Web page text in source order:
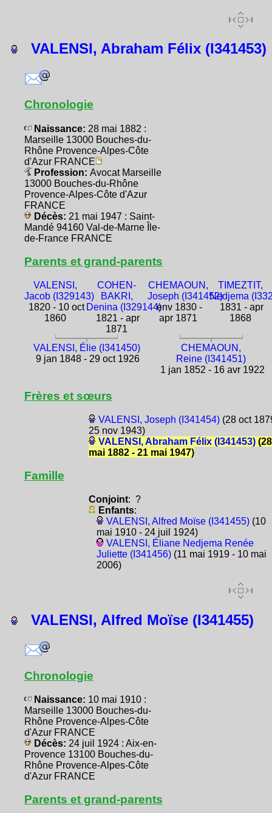
VALENSI, Abraham Félix (I341453)
Chronologie
Naissance: 28 mai 1882 :
Marseille 13000 Bouches-du-
Rhône Provence-Alpes-Côte
d'Azur FRANCE
Profession: Avocat Marseille
13000 Bouches-du-Rhône
Provence-Alpes-Côte d'Azur
FRANCE
Décès: 21 mai 1947 : Saint-
Mandé 94160 Val-de-Marne Île-
de-France FRANCE
Parents et grand-parents
VALENSI,
Jacob (I329143)
1820 - 10 oct
1860
COHEN-
BAKRI,
Denina (I329144)
1821 - apr
1871
CHEMAOUN,
Joseph (I341452)
env 1830 -
apr 1871
TIMEZTIT,
Nedjema
1831 - apr
1868
VALENSI, Élie (I341450)
9 jan 1848 - 29 oct 1926
CHEMAOUN,
Reine (I341451)
1 jan 1852 - 16 avr 1922
Frères et sœurs
VALENSI, Joseph (I341454)(28 oct
25 nov 1943)
VALENSI, Abraham Félix (I341453)(28
mai 1882 - 21 mai 1947)
Famille
Conjoint: ?
Enfants:
VALENSI, Alfred Moïse (I341455)(10
mai 1910 - 24 juil 1924)
VALENSI, Éliane Nedjema Renée
Juliette (I341456)(11 mai 1919 - 10 mai
2006)
VALENSI, Alfred Moïse (I341455)
Chronologie
Naissance: 10 mai 1910 :
Marseille 13000 Bouches-du-
Rhône Provence-Alpes-Côte
d'Azur FRANCE
Décès: 24 juil 1924 : Aix-en-
Provence 13100 Bouches-du-
Rhône Provence-Alpes-Côte
d'Azur FRANCE
Parents et grand-parents